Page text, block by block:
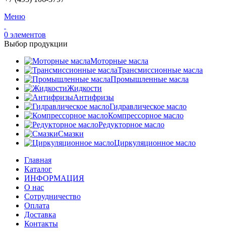
Меню
0 элементов
Выбор продукции
Моторные масла
Трансмиссионные масла
Промышленные масла
Жидкости
Антифризы
Гидравлическое масло
Компрессорное масло
Редукторное масло
Смазки
Циркуляционное масло
Главная
Каталог
ИНФОРМАЦИЯ
О нас
Сотрудничество
Оплата
Доставка
Контакты